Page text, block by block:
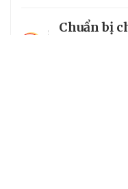
3
Chuẩn bị